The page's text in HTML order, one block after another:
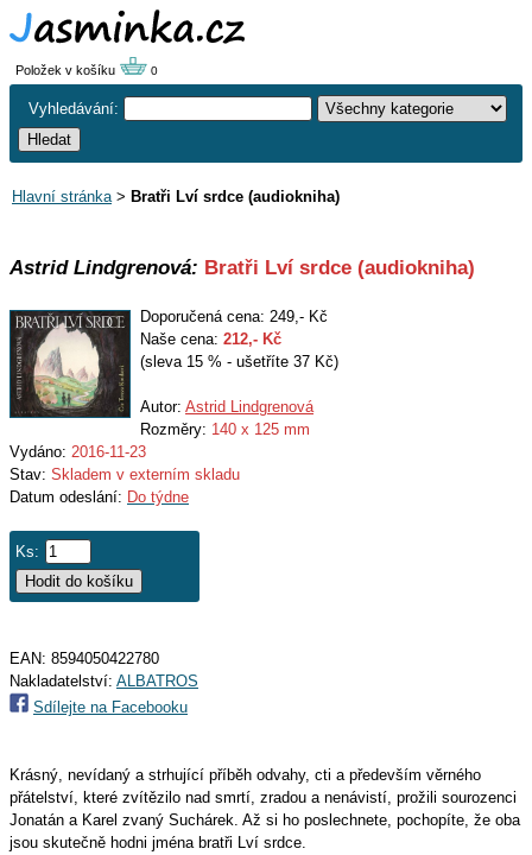
Položek v košíku 0
Vyhledávání:
Hlavní stránka> Bratři Lví srdce (audiokniha)
Astrid Lindgrenová: Bratři Lví srdce (audiokniha)
Doporučená cena: 249,- Kč
Naše cena: 212,- Kč
(sleva 15 % - ušetříte 37 Kč)
Autor: Astrid Lindgrenová
Rozměry: 140 x 125 mm
Vydáno: 2016-11-23
Stav: Skladem v externím skladu
Datum odeslání: Do týdne
Ks:
EAN: 8594050422780
Nakladatelství: ALBATROS
Sdílejte na Facebooku
Krásný, nevídaný a strhující příběh odvahy, cti a především věrného
přátelství, které zvítězilo nad smrtí, zradou a nenávistí, prožili sourozenci
Jonatán a Karel zvaný Suchárek. Až si ho poslechnete, pochopíte, že oba
jsou skutečně hodni jména bratři Lví srdce.